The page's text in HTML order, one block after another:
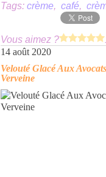
Tags: crème, café,
Vous aimez ?
14 août 2020
Velouté Glacé Aux
Verveine